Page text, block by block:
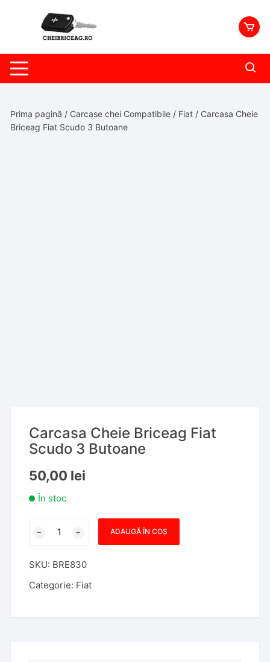
Prima pagină / Carcase chei Compatibile / Fiat / Carcasa Cheie
Briceag Fiat Scudo 3 Butoane
Carcasa Cheie Briceag Fiat
Scudo 3 Butoane
50,00 lei
În stoc
Carcasa
Briceag
Fiat
ADAUGĂ ÎN COȘ
SKU: BRE830
Categorie: Fiat